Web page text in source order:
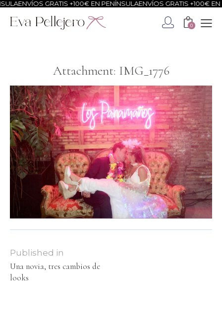
ENVÍOS GRATIS +100€ EN PENÍNSULA ENVÍOS GRATIS +100€ EN
0
Attachment: IMG_1776
Published in
Una novia, tres cambios de
looks